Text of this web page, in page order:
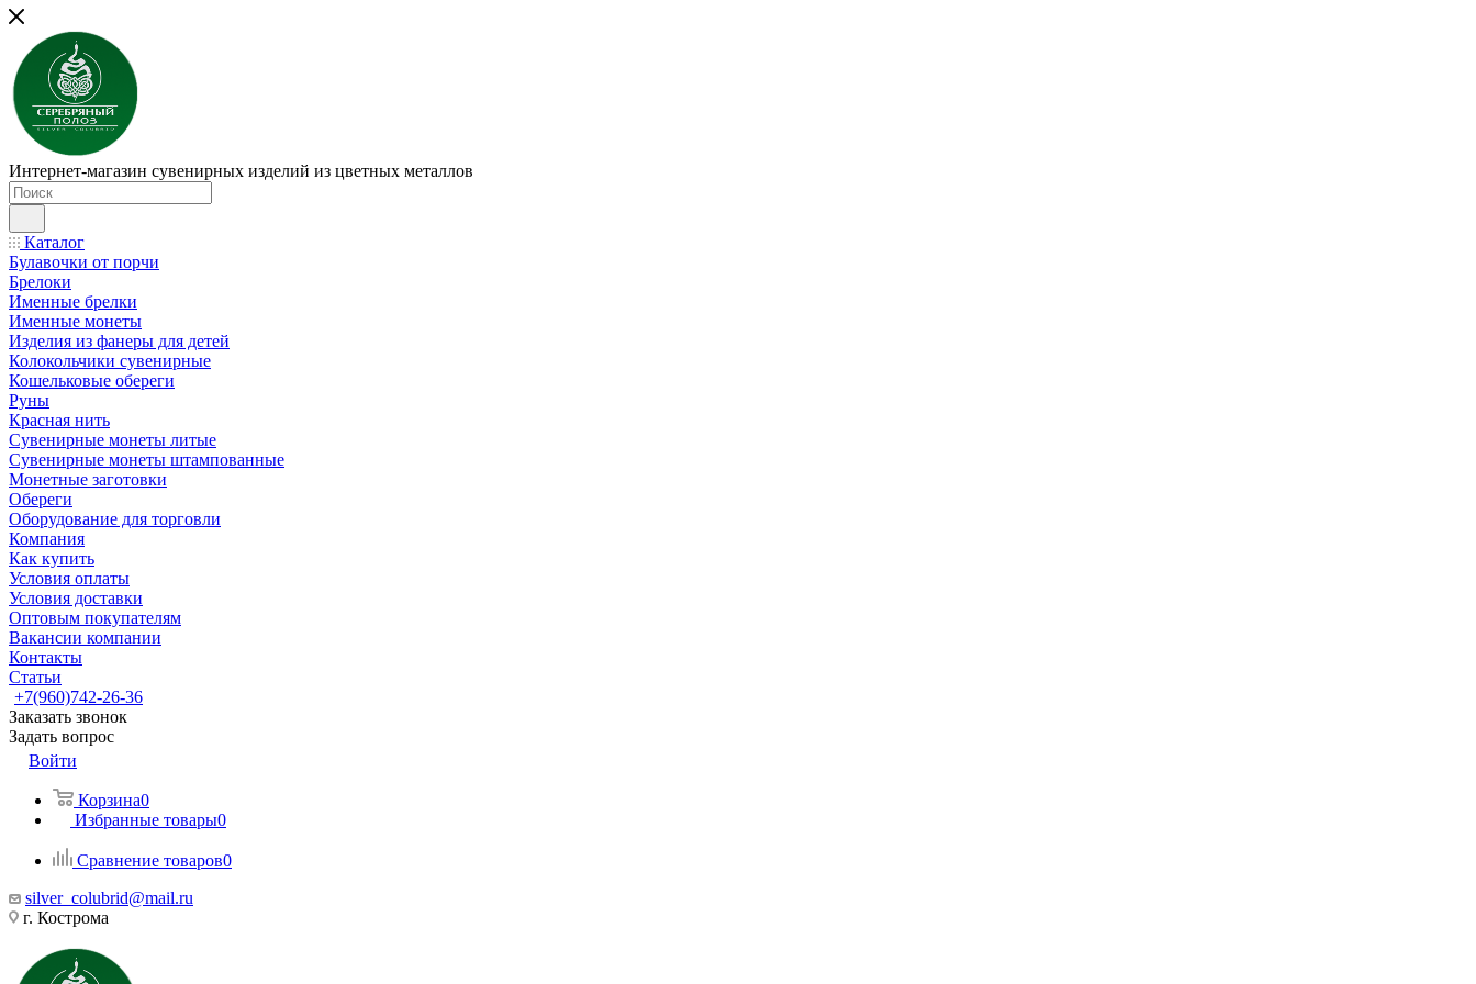
Интернет-магазин сувенирных изделий из цветных металлов
Каталог
Булавочки от порчи
Брелоки
Именные брелки
Именные монеты
Изделия из фанеры для детей
Колокольчики сувенирные
Кошельковые обереги
Руны
Красная нить
Сувенирные монеты литые
Сувенирные монеты штампованные
Монетные заготовки
Обереги
Оборудование для торговли
Компания
Как купить
Условия оплаты
Условия доставки
Оптовым покупателям
Вакансии компании
Контакты
Статьи
+7(960)742-26-36
Заказать звонок
Задать вопрос
Войти
Корзина0
Избранные товары0
Сравнение товаров0
silver_colubrid@mail.ru
г. Кострома